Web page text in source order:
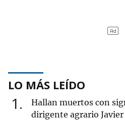
LO MÁS LEÍDO
1
Hallan muertos con
dirigente agrario